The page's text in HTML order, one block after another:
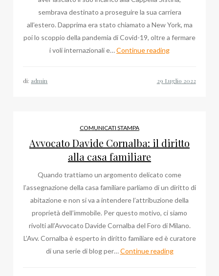
sembrava destinato a proseguire la sua carriera
all’estero. Dapprima era stato chiamato a New York, ma
poi lo scoppio della pandemia di Covid-19, oltre a fermare
i voli internazionali e…Continue readingUltime
Duomo
di
di: admin
COMUNICATI STAMPA
Avvocato Davide Cornalba: il diritto
alla casa familiare
Quando trattiamo un argomento delicato come
l’assegnazione della casa familiare parliamo di un diritto di
abitazione e non si va a intendere l’attribuzione della
proprietà dell’immobile. Per questo motivo, ci siamo
rivolti all’Avvocato Davide Cornalba del Foro di Milano.
L’Avv. Cornalba è esperto in diritto familiare ed è curatore
di una serie di blog per…Continue readingAvvocato